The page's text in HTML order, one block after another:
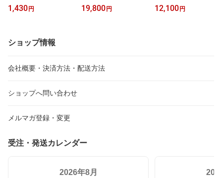
ケース カラビナ 財布 メ
ール便送料無料 ぽちのポ
ーチ 小物入れ グッズ 雑
貨 がまぐち p+g design
ル ブルー/グリーン/緑/パ
ープル/オレンジ/ピンク
1,430円
レザー プエブロ 大容量
ポケット 本革 財布 メン
ト ブオナ ブルー/イエロ
ー/グレー/キャメル 送料
19,800円
インケース Litsta ミニ財
布 日本製 プエブロ ドラ
12,100円
ショップ情報
会社概要・決済方法・配送方法
ショップへ問い合わせ
メルマガ登録・変更
受注・発送カレンダー
2026年8月